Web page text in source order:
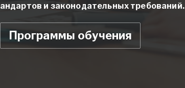
и законодательных требований.
Программы обучения